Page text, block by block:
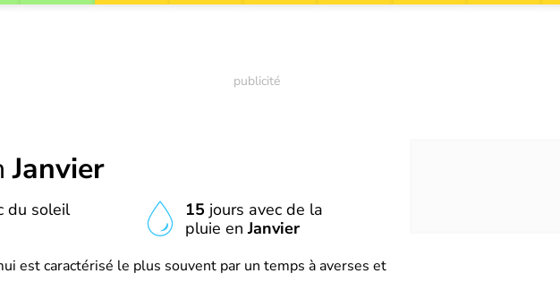
Janvier
du soleil
15 jours avec de la
pluie enJanvier
est caractérisé le plus souvent par un temps à averses et